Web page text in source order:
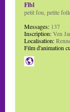
Flbl
petit fou, petite
Messages: 137
Inscription:Ven
Localisation:
Film d'animation